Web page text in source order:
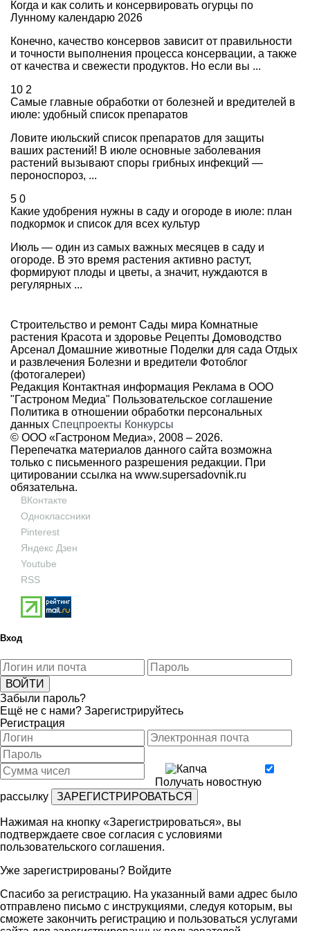
Когда и как солить и консервировать огурцы по
Лунному календарю 2026
Конечно, качество консервов зависит от правильности
и точности выполнения процесса консервации, а также
от качества и свежести продуктов. Но если вы ...
10 2
Самые главные обработки от болезней и вредителей в
июле: удобный список препаратов
Ловите июльский список препаратов для защиты
ваших растений! В июле основные заболевания
растений вызывают споры грибных инфекций —
пероноспороз, ...
5 0
Какие удобрения нужны в саду и огороде в июле: план
подкормок и список для всех культур
Июль — один из самых важных месяцев в саду и
огороде. В это время растения активно растут,
формируют плоды и цветы, а значит, нуждаются в
регулярных ...
Строительство и ремонт Сады мира Комнатные
растения Красота и здоровье Рецепты Домоводство
Арсенал Домашние животные Поделки для сада Отдых
и развлечения Болезни и вредители Фотоблог
(фотогалереи)
Редакция Контактная информация Реклама в ООО
"Гастроном Медиа" Пользовательское соглашение
Политика в отношении обработки персональных
данных Спецпроекты Конкурсы
© ООО «Гастроном Медиа», 2008 – 2026.
Перепечатка материалов данного сайта возможна
только с письменного разрешения редакции. При
цитировании ссылка на www.supersadovnik.ru
обязательна.
ВКонтакте
Одноклассники
Pinterest
Яндекс Дзен
Youtube
RSS
Вход
Забыли пароль?
Ещё не с нами? Зарегистрируйтесь
Регистрация
Получать новостную
рассылку
Нажимая на кнопку «Зарегистрироваться», вы
подтверждаете свое согласия с условиями
пользовательского соглашения.
Уже зарегистрированы? Войдите
Спасибо за регистрацию. На указанный вами адрес было
отправлено письмо с инструкциями, следуя которым, вы
сможете закончить регистрацию и пользоваться услугами